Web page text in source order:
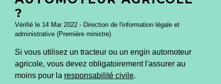
?
Vérifié le 14 Mar 2022 - Direction de l'information légale et
administrative (Première ministre)
Si vous utilisez un tracteur ou un engin automoteur
agricole, vous devez obligatoirement l'assurer au
moins pour la responsabilité civile.